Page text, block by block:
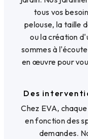
tous vos
pelouse, la taille
ou la création
sommes à
en œuvre pour
Des
Chez EVA,
en fonction des
demandes.